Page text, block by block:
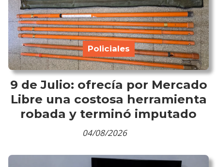
9 de Julio: ofrecía por Mercado
Libre una costosa herramienta
robada y terminó imputado
Policiales
04/08/2026